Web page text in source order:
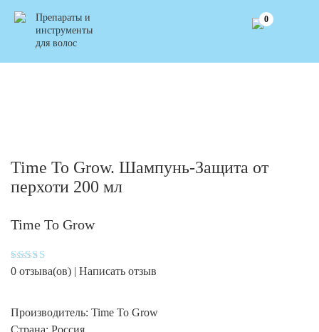
Препараты и
инструменты
для волос
0
Time To Grow. Шампунь-Защита от
перхоти 200 мл
Time To Grow
Оценка
0 отзыва(ов) | Написать отзыв
Производитель: Time To Grow
Страна: Россия